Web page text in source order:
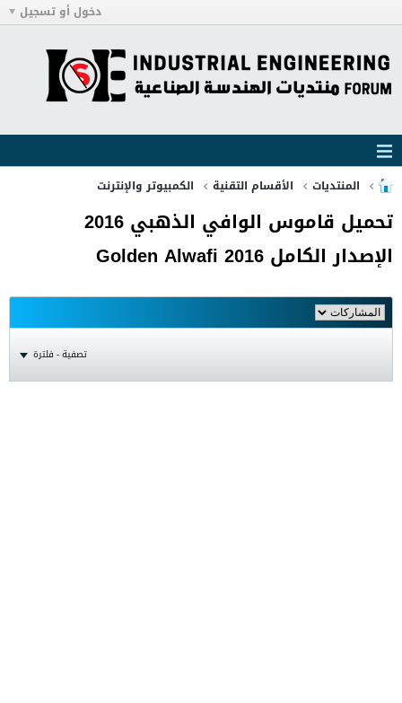
دخول أو تسجيل
المنتديات الأقسام التقنية الكمبيوتر والإنترنت
تحميل قاموس الوافي الذهبي 2016
الإصدار الكامل Golden Alwafi 2016
تصفية - فلترة